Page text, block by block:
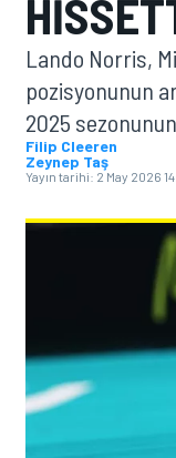
MOTOGP
WORLD SUPERBIKE
Lando Norris,
pozisyonunun
2025
Filip Cleeren
Zeynep Taş
Yayın tarihi: 2 May 2026